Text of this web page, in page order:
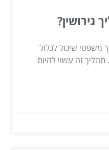
גירושין?
משפטי שיכול לכלול
תהליך זה עשוי להיות